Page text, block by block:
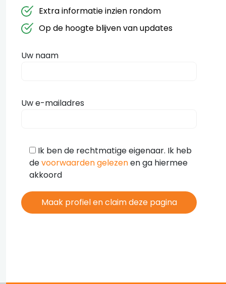
Extra informatie inzien rondom
Op de hoogte blijven van updates
Uw naam
Uw e-mailadres
Ik ben de rechtmatige eigenaar. Ik heb
devoorwaarden gelezenen ga hiermee
akkoord